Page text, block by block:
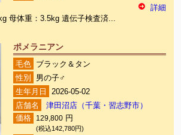
詳細
母体重：3.5kg 遺伝子検査済...
ポメラニアン
毛色
ブラック＆タン
性別
男の子♂
生年月日
2026-05-02
店舗名
津田沼店（千葉・習志野市）
価格
129,800 円
(税込142,780円)